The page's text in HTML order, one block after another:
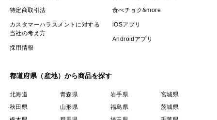
特定商取引法
カスタマーハラスメントに対する
当社の考え方
採用情報
食べチョク&more
iOSアプリ
Androidアプリ
都道府県（産地）から商品を探す
北海道 青森県 岩手県
宮城県
秋田県
山形県 福島県
茨城県